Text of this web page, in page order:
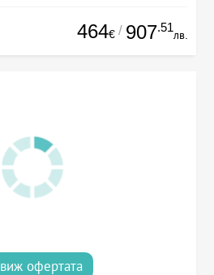
464€ / 907.51
лв.
виж офертата